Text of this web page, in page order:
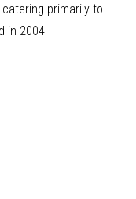
primarily to
in 2004